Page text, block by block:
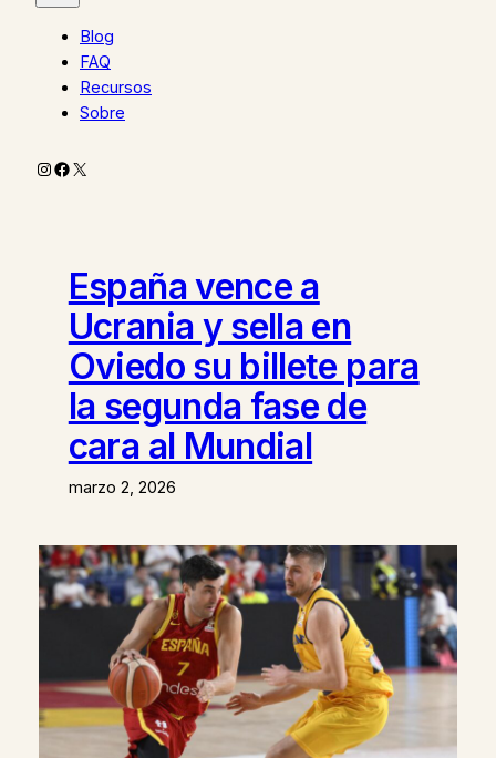
Blog
FAQ
Recursos
Sobre
Instagram
Facebook
X
España vence a
Ucrania y sella en
Oviedo su billete para
la segunda fase de
cara al Mundial
marzo 2, 2026